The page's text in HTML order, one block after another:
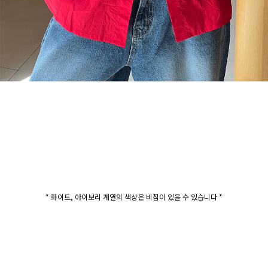
* 화이트, 아이보리 계열의 색상은 비침이 있을 수 있습니다 *